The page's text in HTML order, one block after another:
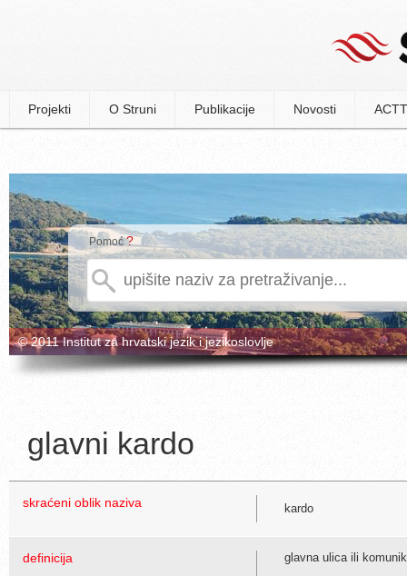
Projekti O Struni Publikacije Novosti
Pomoć?
© 2011 Institut za hrvatski jezik i jezikoslovlje
glavni kardo
skraćeni oblik naziva kardo
definicija glavna ulica ili